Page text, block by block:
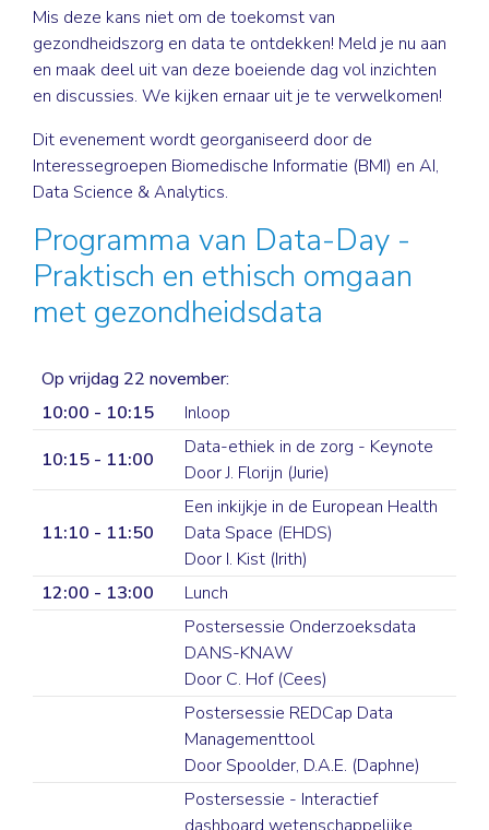
Mis deze kans niet om de toekomst van
gezondheidszorg en data te ontdekken! Meld je nu aan
en maak deel uit van deze boeiende dag vol inzichten
en discussies. We kijken ernaar uit je te verwelkomen!
Dit evenement wordt georganiseerd door de
Interessegroepen Biomedische Informatie (BMI) en AI,
Data Science & Analytics.
Programma van Data-Day -
Praktisch en ethisch omgaan
met gezondheidsdata
Op vrijdag 22 november:
10:00 - 10:15
Inloop
10:15 - 11:00
Data-ethiek in de zorg - Keynote
Door J. Florijn (Jurie)
11:10 - 11:50
Een inkijkje in de European Health
Data Space (EHDS)
Door I. Kist (Irith)
12:00 - 13:00
Lunch
Postersessie Onderzoeksdata
DANS-KNAW
Door C. Hof (Cees)
Postersessie REDCap Data
Managementtool
Door Spoolder, D.A.E. (Daphne)
Postersessie - Interactief